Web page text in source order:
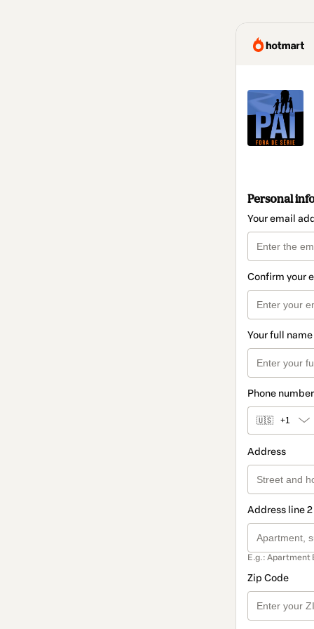
Personal
Your email
Confirm your
Your full name
Phone number
🇺🇸 +1
Address
Address line
E.g.: Apartment
Zip Code